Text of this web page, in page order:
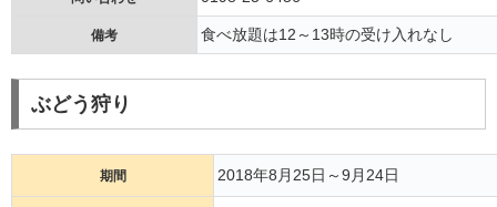
備考 食べ放題は12～13時の受け入れなし
ぶどう狩り
期間 2018年8月25日～9月24日